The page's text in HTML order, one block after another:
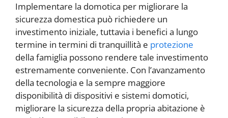
Implementare la domotica per migliorare la
sicurezza domestica può richiedere un
investimento iniziale, tuttavia i benefici a lungo
termine in termini di tranquillità e protezione
della famiglia possono rendere tale investimento
estremamente conveniente. Con l’avanzamento
della tecnologia e la sempre maggiore
disponibilità di dispositivi e sistemi domotici,
migliorare la sicurezza della propria abitazione è